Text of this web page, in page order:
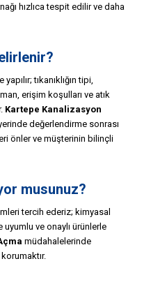
hızlıca tespit edilir ve daha
tıkanıklığın tipi,
erişim koşulları ve atık
Kartepe Kanalizasyon
değerlendirme sonrası
önler ve müşterinin bilinçli
musunuz?
tercih ederiz; kimyasal
uyumlu ve onaylı ürünlerle
müdahalelerinde